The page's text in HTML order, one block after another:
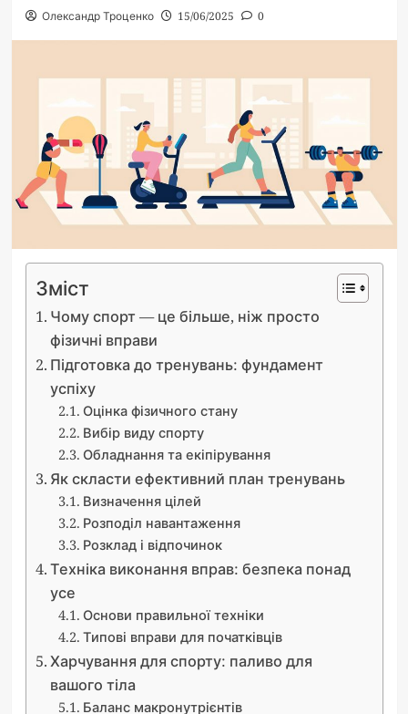
Олександр Троценко 15/06/2025 0
Зміст
Чому спорт — це більше, ніж просто
фізичні вправи
Підготовка до тренувань: фундамент
успіху
Оцінка фізичного стану
Вибір виду спорту
Обладнання та екіпірування
Як скласти ефективний план тренувань
Визначення цілей
Розподіл навантаження
Розклад і відпочинок
Техніка виконання вправ: безпека понад
усе
Основи правильної техніки
Типові вправи для початківців
Харчування для спорту: паливо для
вашого тіла
Баланс макронутрієнтів